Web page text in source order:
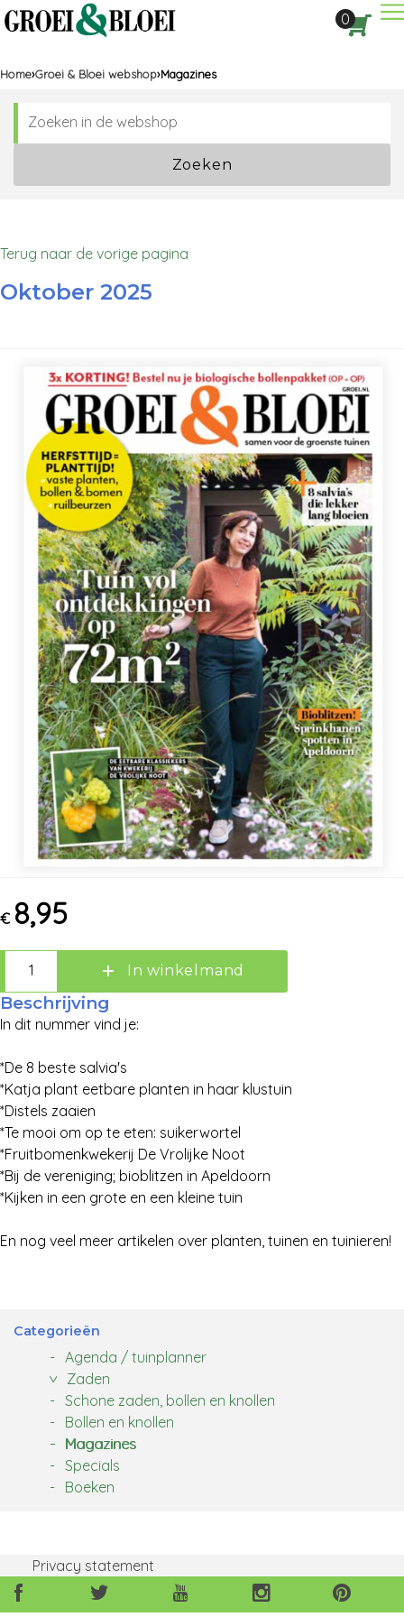
0
Home Groei & Bloei webshop Magazines
Zoeken
Terug naar de vorige pagina
Oktober 2025
€ 8,95
In winkelmand
Beschrijving
In dit nummer vind je:
*De 8 beste salvia's
*Katja plant eetbare planten in haar klustuin
*Distels zaaien
*Te mooi om op te eten: suikerwortel
*Fruitbomenkwekerij De Vrolijke Noot
*Bij de vereniging; bioblitzen in Apeldoorn
*Kijken in een grote en een kleine tuin
En nog veel meer artikelen over planten, tuinen en tuinieren!
Categorieën
Agenda / tuinplanner
Zaden
Schone zaden, bollen en knollen
Bollen en knollen
Magazines
Specials
Boeken
Privacy statement
ons
Volg
ons ons
Volg
ons
Volg
ons
Zoek:
Zoeken